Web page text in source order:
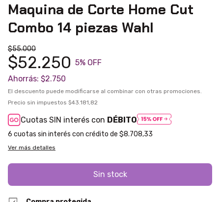
Maquina de Corte Home Cut
Combo 14 piezas Wahl
$55.000
$52.250 5% OFF
Ahorrás: $2.750
El descuento puede modificarse al combinar con otras promociones.
Precio sin impuestos $43.181,82
Cuotas SIN interés con DÉBITO
6 $8.708,33
Ver más detalles